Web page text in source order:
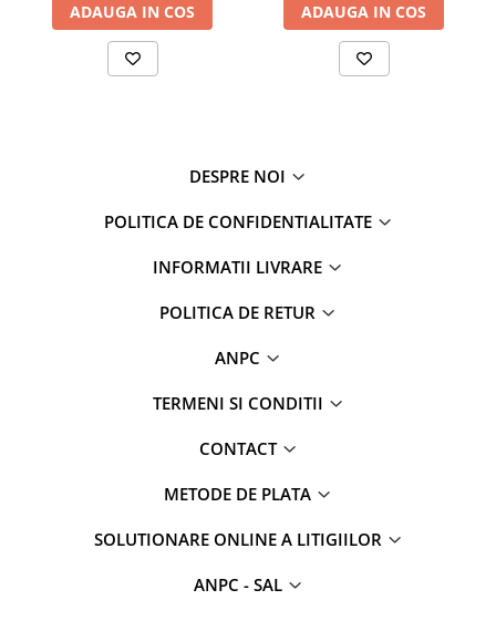
ADAUGA IN COS ADAUGA IN COS
DESPRE NOI
POLITICA DE CONFIDENTIALITATE
INFORMATII LIVRARE
POLITICA DE RETUR
ANPC
TERMENI SI CONDITII
CONTACT
METODE DE PLATA
SOLUTIONARE ONLINE A LITIGIILOR
ANPC - SAL